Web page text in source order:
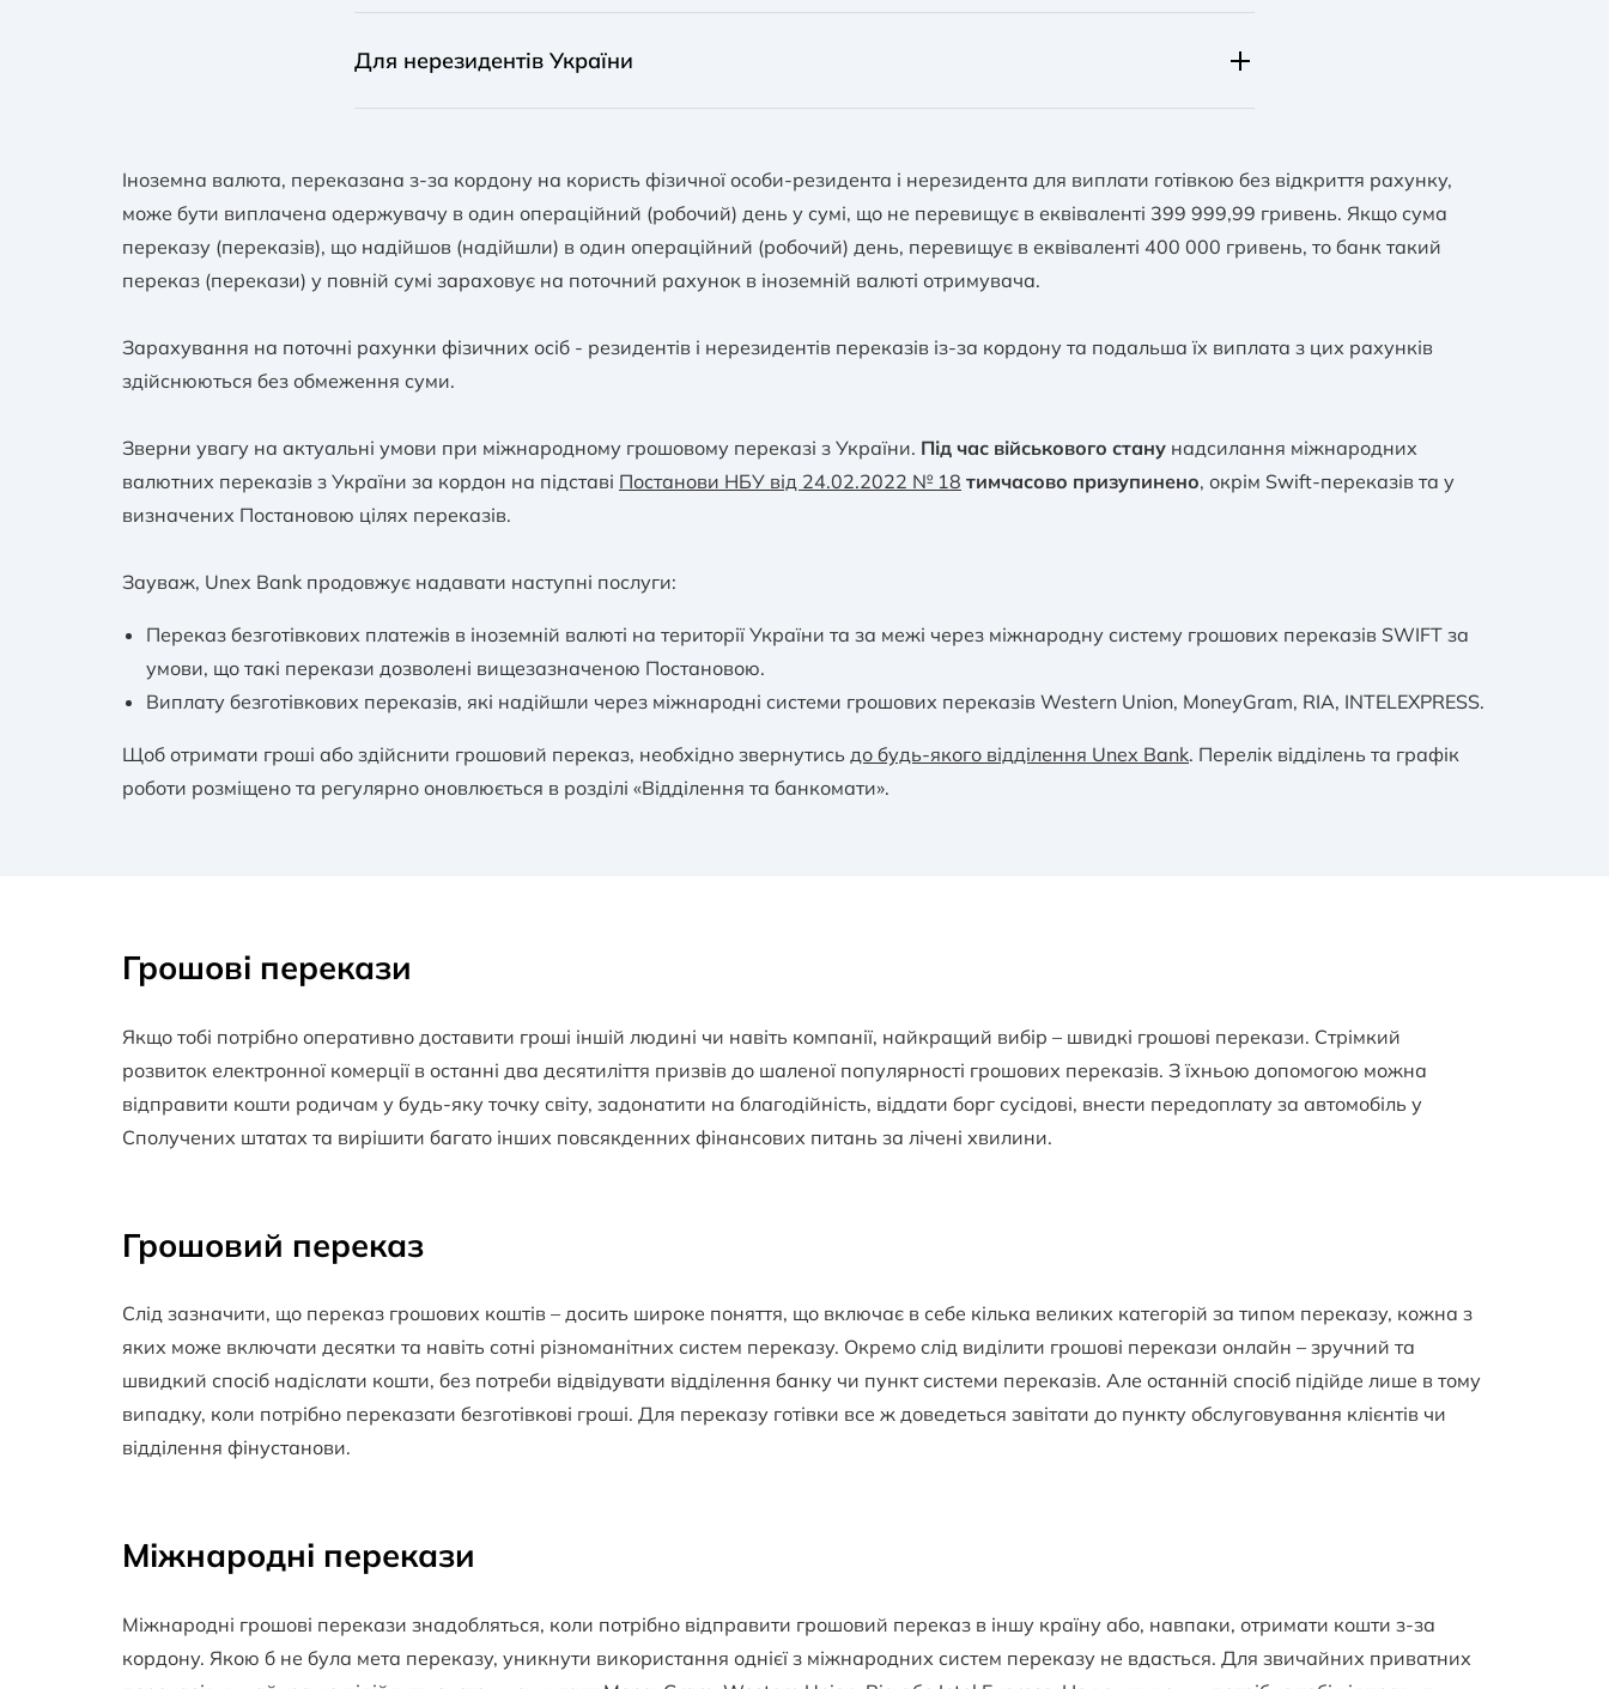
у сумі, що в еквіваленті перевищує 400 000 гривень в один операційний день, -
виключно з поточного рахунку в іноземній валюті на підставі підтвердних документів.
Для нерезидентів України
без відкриття поточних рахунків в іноземній валюті суму, що не перевищує в
еквіваленті 399 999,99 гривень в один операційний (робочий) день, на підставі
документів, що підтверджують джерела походження іноземної валюти;
нерезидентів здійснюються без обмеження суми.
Іноземна валюта, переказана з-за кордону на користь фізичної особи-резидента і нерезидента для виплати готівкою без відкриття рахунку,
може бути виплачена одержувачу в один операційний (робочий) день у сумі, що не перевищує в еквіваленті 399 999,99 гривень. Якщо сума
переказу (переказів), що надійшов (надійшли) в один операційний (робочий) день, перевищує в еквіваленті 400 000 гривень, то банк такий
переказ (перекази) у повній сумі зараховує на поточний рахунок в іноземній валюті отримувача.
Зарахування на поточні рахунки фізичних осіб - резидентів і нерезидентів переказів із-за кордону та подальша їх виплата з цих рахунків
здійснюються без обмеження суми.
Зверни увагу на актуальні умови при міжнародному грошовому переказі з України. Під час військового стану надсилання міжнародних
валютних переказів з України за кордон на підставі Постанови НБУ від 24.02.2022 № 18 тимчасово призупинено, окрім Swift-переказів та у
визначених Постановою цілях переказів.
Зауваж, Unex Bank продовжує надавати наступні послуги:
Переказ безготівкових платежів в іноземній валюті на території України та за межі через міжнародну систему грошових переказів SWIFT за
умови, що такі перекази дозволені вищезазначеною Постановою.
Виплату безготівкових переказів, які надійшли через міжнародні системи грошових переказів Western Union, MoneyGram, RIA, INTELEXPRESS.
Щоб отримати гроші або здійснити грошовий переказ, необхідно звернутись до будь-якого відділення Unex Bank. Перелік відділень та графік
роботи розміщено та регулярно оновлюється в розділі «Відділення та банкомати».
Грошові перекази
Якщо тобі потрібно оперативно доставити гроші іншій людині чи навіть компанії, найкращий вибір – швидкі грошові перекази. Стрімкий
розвиток електронної комерції в останні два десятиліття призвів до шаленої популярності грошових переказів. З їхньою допомогою можна
відправити кошти родичам у будь-яку точку світу, задонатити на благодійність, віддати борг сусідові, внести передоплату за автомобіль у
Сполучених штатах та вирішити багато інших повсякденних фінансових питань за лічені хвилини.
Грошовий переказ
Слід зазначити, що переказ грошових коштів – досить широке поняття, що включає в себе кілька великих категорій за типом переказу, кожна з
яких може включати десятки та навіть сотні різноманітних систем переказу. Окремо слід виділити грошові перекази онлайн – зручний та
швидкий спосіб надіслати кошти, без потреби відвідувати відділення банку чи пункт системи переказів. Але останній спосіб підійде лише в тому
випадку, коли потрібно переказати безготівкові гроші. Для переказу готівки все ж доведеться завітати до пункту обслуговування клієнтів чи
відділення фінустанови.
Міжнародні перекази
Міжнародні грошові перекази знадобляться, коли потрібно відправити грошовий переказ в іншу країну або, навпаки, отримати кошти з-за
кордону. Якою б не була мета переказу, уникнути використання однієї з міжнародних систем переказу не вдасться. Для звичайних приватних